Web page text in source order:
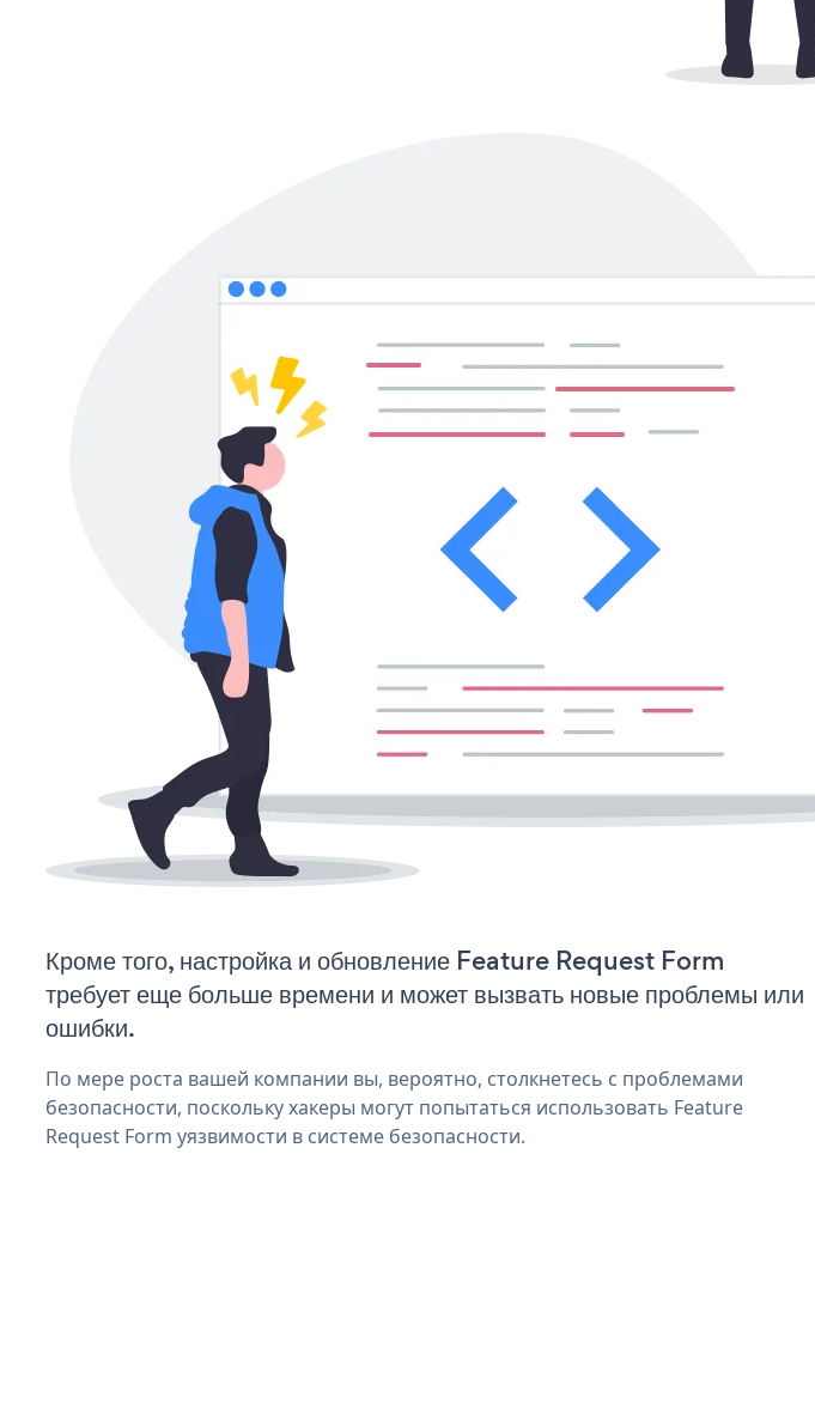
Кроме того, настройка и обновление Feature Request Form
требует еще больше времени и может вызвать новые проблемы или
ошибки.
По мере роста вашей компании вы, вероятно, столкнетесь с проблемами
безопасности, поскольку хакеры могут попытаться использовать Feature
Request Form уязвимости в системе безопасности.